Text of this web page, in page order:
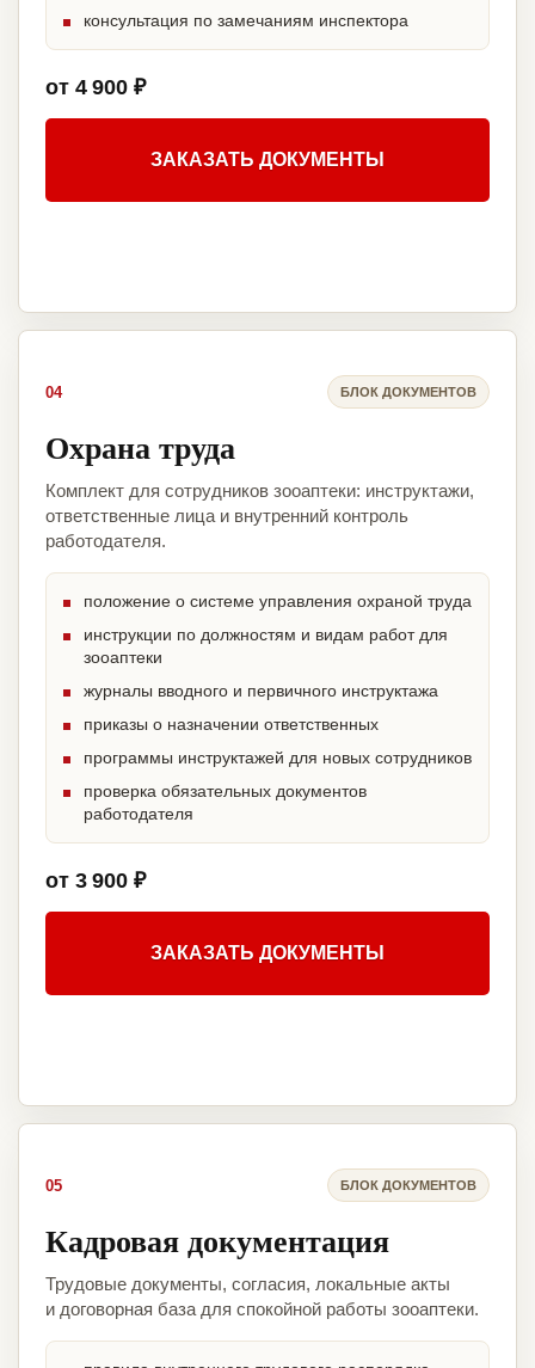
консультация по замечаниям инспектора
от 4 900 ₽
ЗАКАЗАТЬ ДОКУМЕНТЫ
04 БЛОК ДОКУМЕНТОВ
Охрана труда
Комплект для сотрудников зооаптеки: инструктажи,
ответственные лица и внутренний контроль
работодателя.
положение о системе управления охраной труда
инструкции по должностям и видам работ для
зооаптеки
журналы вводного и первичного инструктажа
приказы о назначении ответственных
программы инструктажей для новых сотрудников
проверка обязательных документов
работодателя
от 3 900 ₽
ЗАКАЗАТЬ ДОКУМЕНТЫ
05 БЛОК ДОКУМЕНТОВ
Кадровая документация
Трудовые документы, согласия, локальные акты
и договорная база для спокойной работы зооаптеки.